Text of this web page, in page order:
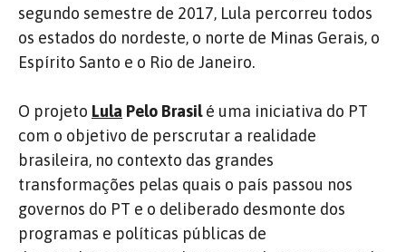
segundo semestre de 2017, Lula percorreu todos
os estados do nordeste, o norte de Minas Gerais, o
Espírito Santo e o Rio de Janeiro.
O projeto Lula Pelo Brasilé uma iniciativa do PT
com o objetivo de perscrutar a realidade
brasileira, no contexto das grandes
transformações pelas quais o país passou nos
governos do PT e o deliberado desmonte dos
programas e políticas públicas de